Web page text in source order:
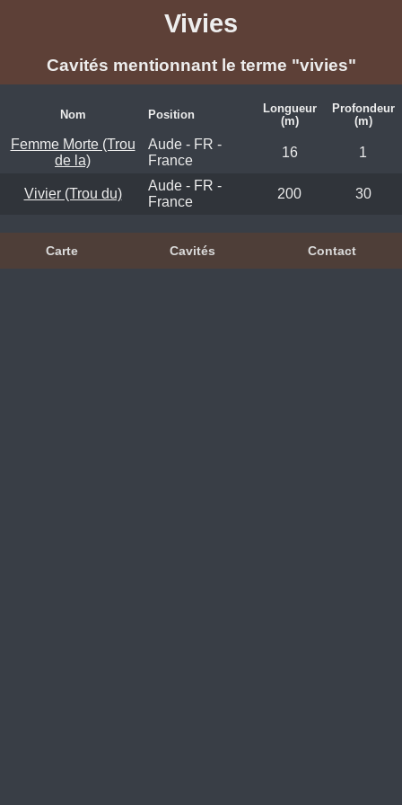
Vivies
Cavités mentionnant le terme "vivies"
Nom Position
Longueur
(m)
Profondeur
(m)
Femme Morte (Trou
de la)
Aude - FR -
France
16 1
Vivier (Trou du)
Aude - FR -
France
200 30
Carte Cavités Contact